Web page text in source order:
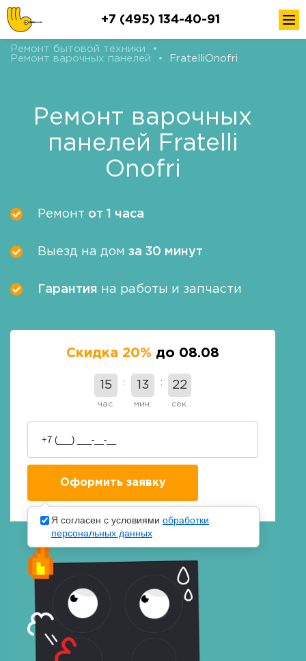
+7 (495) 134-40-91
Ремонт бытовой техники
•
Ремонт варочных панелей
• FratelliOnofri
Ремонт варочных
панелей Fratelli
Onofri
Ремонт от 1 часа
Выезд на дом за 30 минут
Гарантия на работы и запчасти
Скидка 20% до 08.08
15
час.
13
мин.
21
сек.
Я согласен с условиями обработки
персональных данных